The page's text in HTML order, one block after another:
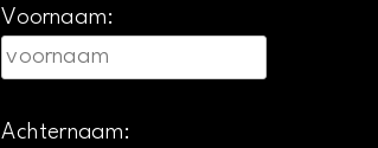
Voornaam:
Achternaam: